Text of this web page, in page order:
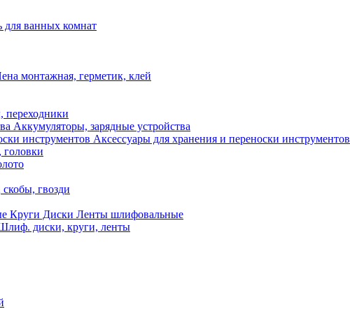
для ванных комнат
монтажная, герметик, клей
переходники
Аккумуляторы, зарядные устройства
Аксессуары для хранения и переноски инструментов
гвозди
Круги Диски Ленты шлифовальные
диски, круги, ленты